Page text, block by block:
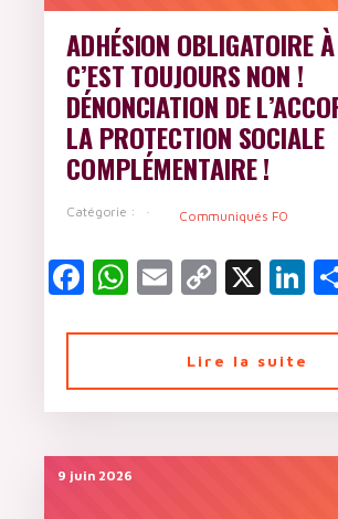
SITES UTILES
ARCHIVES
ADHÉSION OBLIGATOIRE
C’EST TOUJOURS NON !
DÉNONCIATION DE
LA PROTECTION SOCIALE
COMPLÉMENTAIRE !
Catégorie : Communiqués FO
Facebook
WhatsApp
EmailCopy
X
Lire la suite
9 juin 2026